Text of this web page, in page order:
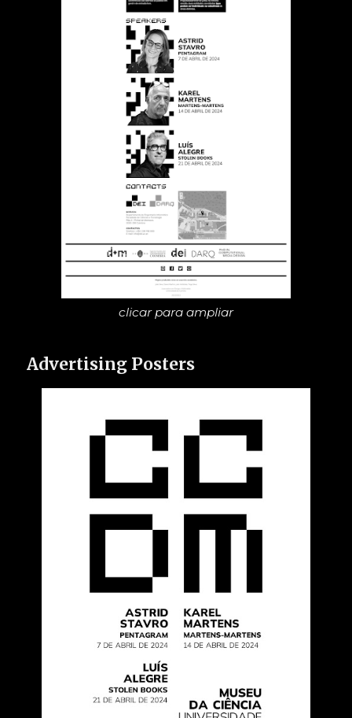
clicar para ampliar
Advertising Posters